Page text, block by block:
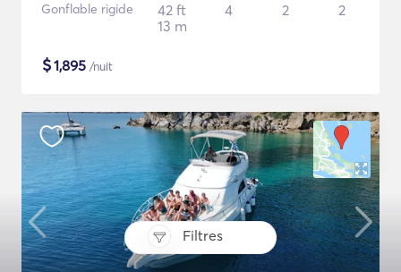
Filtres
Gonflable rigide
42 ft
13 m
4 2 2
$1,895 /nuit